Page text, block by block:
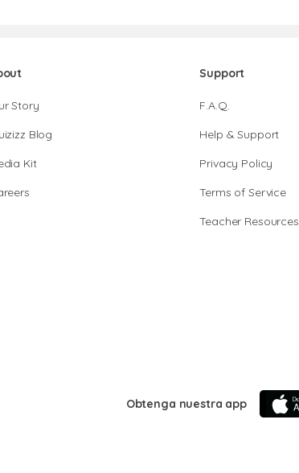
Story
Blog
Kit
Support
F.A.Q.
Help & Support
Privacy Policy
Terms of Service
Teacher Resources
Obtenga nuestra app